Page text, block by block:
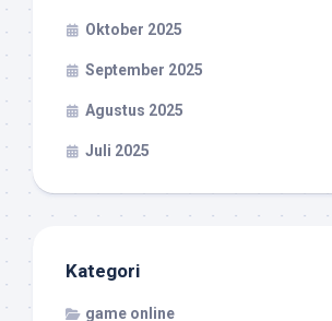
Oktober 2025
September 2025
Agustus 2025
Juli 2025
Kategori
game online